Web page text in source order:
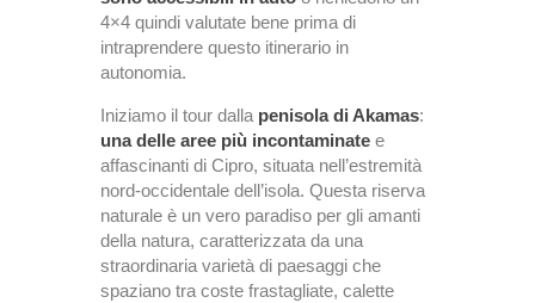
4×4 quindi valutate bene prima di
intraprendere questo itinerario in
autonomia.
Iniziamo il tour dalla penisola di Akamas:
una delle aree più incontaminate e
affascinanti di Cipro, situata nell’estremità
nord-occidentale dell’isola. Questa riserva
naturale è un vero paradiso per gli amanti
della natura, caratterizzata da una
straordinaria varietà di paesaggi che
spaziano tra coste frastagliate, calette